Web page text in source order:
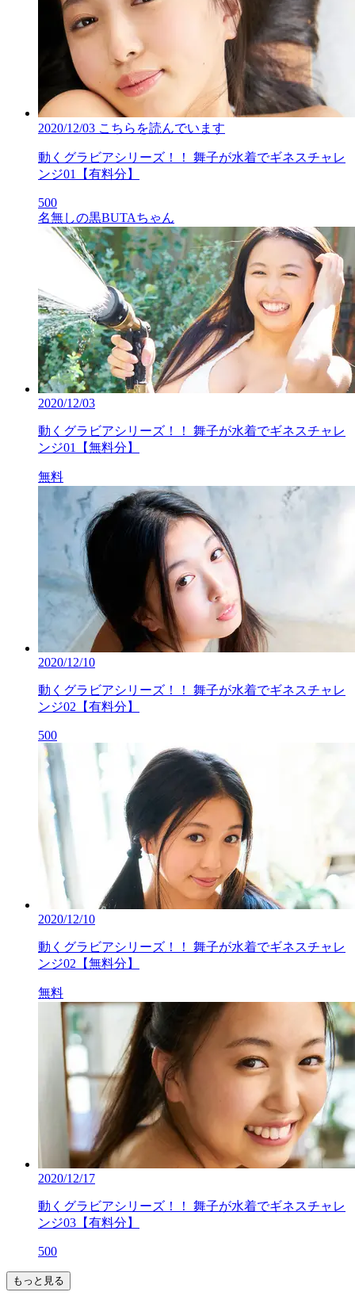
2020/12/03 こちらを読んでいます
動くグラビアシリーズ！！ 舞子が水着でギネスチャレ
ンジ01【有料分】
500
名無しの黒BUTAちゃん
2020/12/03
動くグラビアシリーズ！！ 舞子が水着でギネスチャレ
ンジ01【無料分】
無料
2020/12/10
動くグラビアシリーズ！！ 舞子が水着でギネスチャレ
ンジ02【有料分】
500
2020/12/10
動くグラビアシリーズ！！ 舞子が水着でギネスチャレ
ンジ02【無料分】
無料
2020/12/17
動くグラビアシリーズ！！ 舞子が水着でギネスチャレ
ンジ03【有料分】
500
もっと見る